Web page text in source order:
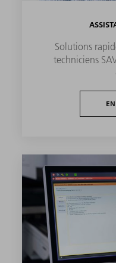
Solutions
techniciens